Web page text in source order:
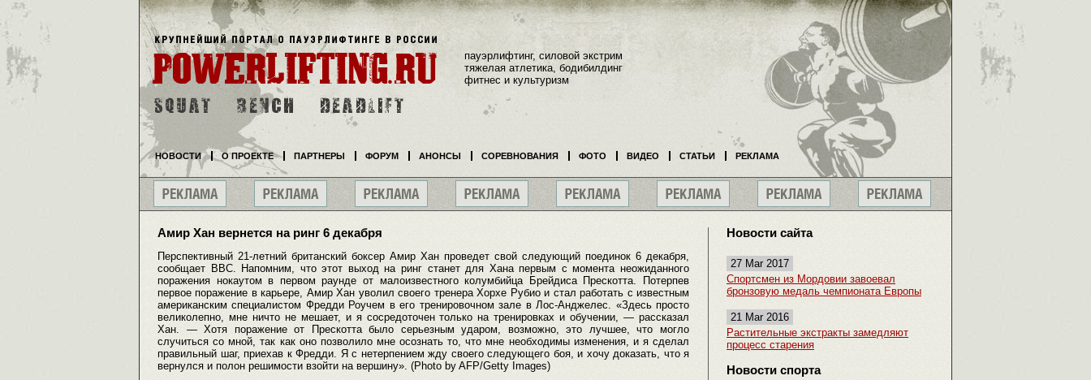
Амир Хан вернется на ринг 6 декабря
Перспективный 21-летний британский боксер Амир Хан проведет свой следующий поединок 6 декабря,
сообщает BBC. Напомним, что этот выход на ринг станет для Хана первым с момента неожиданного
поражения нокаутом в первом раунде от малоизвестного колумбийца Брейдиса Прескотта. Потерпев
первое поражение в карьере, Амир Хан уволил своего тренера Хорхе Рубио и стал работать с известным
американским специалистом Фредди Роучем в его тренировочном зале в Лос-Анджелес. «Здесь просто
великолепно, мне ничто не мешает, и я сосредоточен только на тренировках и обучении, — рассказал
Хан. — Хотя поражение от Прескотта было серьезным ударом, возможно, это лучшее, что могло
случиться со мной, так как оно позволило мне осознать то, что мне необходимы изменения, и я сделал
правильный шаг, приехав к Фредди. Я с нетерпением жду своего следующего боя, и хочу доказать, что я
вернулся и полон решимости взойти на вершину». (Photo by AFP/Getty Images)
Новости сайта
27 Mar 2017
Спортсмен из Мордовии завоевал
бронзовую медаль чемпионата Европы
21 Mar 2016
Растительные экстракты замедляют
процесс старения
Новости спорта
пауэрлифтинг, силовой экстрим
тяжелая атлетика, бодибилдинг
фитнес и культуризм
НОВОСТИ О ПРОЕКТЕ ПАРТНЕРЫ ФОРУМ АНОНСЫ СОРЕВНОВАНИЯ ФОТО ВИДЕО СТАТЬИ РЕКЛАМА